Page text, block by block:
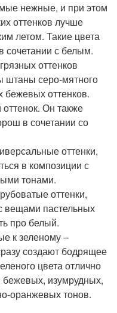
нежные, и при этом
оттенков лучше
летом. Такие цвета
сочетании с белым.
оттенков
штаны серо-мятного
бежевых оттенков.
Он также
в сочетании со
оттенки,
в композиции с
тонами.
оттенки,
вещами пастельных
про белый.
к зеленому –
создают бодрящее
цвета отлично
изумрудных,
оранжевых тонов.